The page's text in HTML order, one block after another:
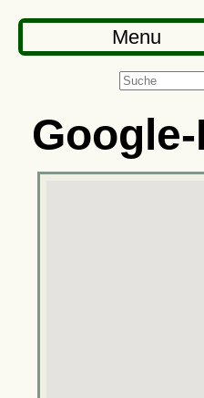
Menu